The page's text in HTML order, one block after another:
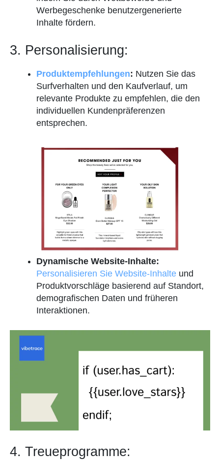
Werbegeschenke benutzergenerierte
Inhalte fördern.
3. Personalisierung:
Produktempfehlungen: Nutzen Sie das
Surfverhalten und den Kaufverlauf, um
relevante Produkte zu empfehlen, die den
individuellen Kundenpräferenzen
entsprechen.
Dynamische Website-Inhalte:
Personalisieren Sie Website-Inhalte und
Produktvorschläge basierend auf Standort,
demografischen Daten und früheren
Interaktionen.
4. Treueprogramme: